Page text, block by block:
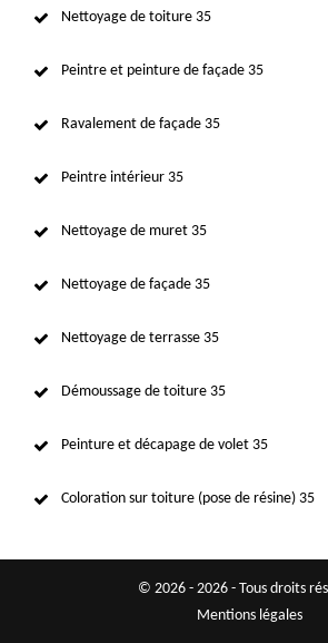
Nettoyage de toiture 35
Peintre et peinture de façade 35
Ravalement de façade 35
Peintre intérieur 35
Nettoyage de muret 35
Nettoyage de façade 35
Nettoyage de terrasse 35
Démoussage de toiture 35
Peinture et décapage de volet 35
Coloration sur toiture (pose de résine) 35
© 2026 - 2026 - Tous droits
Mentions légales